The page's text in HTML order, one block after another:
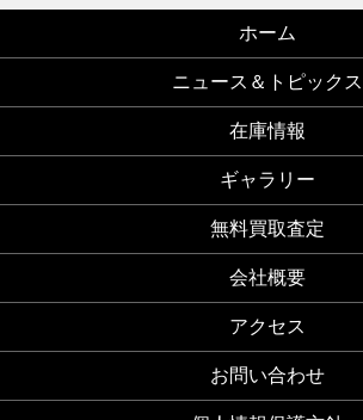
ホーム
ニュース＆トピックス
在庫情報
ギャラリー
無料買取査定
会社概要
アクセス
お問い合わせ